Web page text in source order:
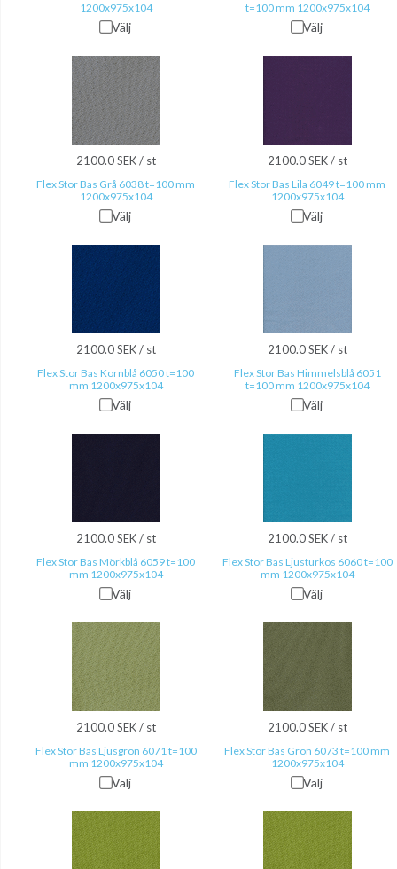
1200x975x104
Välj
t=100 mm 1200x975x104
Välj
2100.0 SEK / st
Flex Stor Bas Grå 6038 t=100 mm
1200x975x104
Välj
2100.0 SEK / st
Flex Stor Bas Lila 6049 t=100 mm
1200x975x104
Välj
2100.0 SEK / st
Flex Stor Bas Kornblå 6050 t=100
mm 1200x975x104
Välj
2100.0 SEK / st
Flex Stor Bas Himmelsblå 6051
t=100 mm 1200x975x104
Välj
2100.0 SEK / st
Flex Stor Bas Mörkblå 6059 t=100
mm 1200x975x104
Välj
2100.0 SEK / st
Flex Stor Bas Ljusturkos 6060 t=100
mm 1200x975x104
Välj
2100.0 SEK / st
Flex Stor Bas Ljusgrön 6071 t=100
mm 1200x975x104
Välj
2100.0 SEK / st
Flex Stor Bas Grön 6073 t=100 mm
1200x975x104
Välj